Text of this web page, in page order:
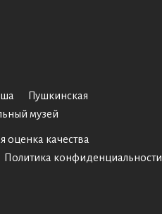
Пушкинская
музей
оценка качества
Политика конфиденциальности